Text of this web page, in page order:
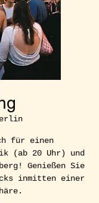
für einen
(ab 20 Uhr) und
Genießen Sie
inmitten einer